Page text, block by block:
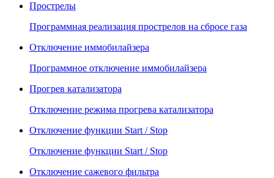
Прострелы
Программная реализация прострелов на сбросе газа
Отключение иммобилайзера
Программное отключение иммобилайзера
Прогрев катализатора
Отключение режима прогрева катализатора
Отключение функции Start / Stop
Отключение функции Start / Stop
Отключение сажевого фильтра